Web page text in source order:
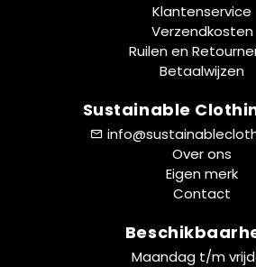
Klantenservice
Verzendkosten
Ruilen en
Betaalwijzen
Sustainable
Over ons
Eigen merk
Contact
Maandag t/m